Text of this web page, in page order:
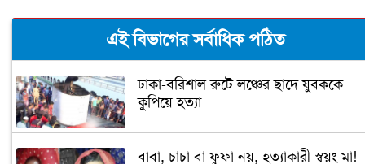
এই বিভাগের সর্বাধিক পঠিত
ঢাকা-বরিশাল রুটে লঞ্চের ছাদে যুবককে
কুপিয়ে হত্যা
বাবা, চাচা বা ফুফা নয়, হত্যাকারী স্বয়ং মা!